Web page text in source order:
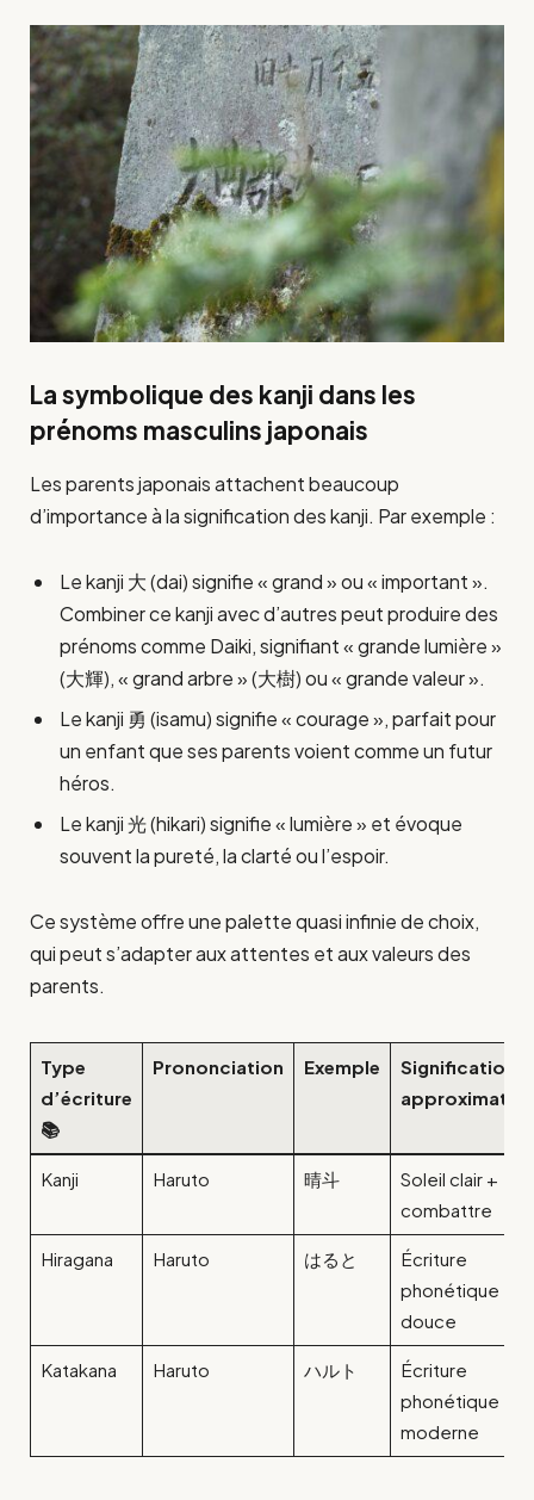
La symbolique des kanji dans les
prénoms masculins japonais
Les parents japonais attachent beaucoup
d’importance à la signification des kanji. Par exemple :
Le kanji 大 (dai) signifie « grand » ou « important ».
Combiner ce kanji avec d’autres peut produire des
prénoms comme Daiki, signifiant « grande lumière »
(大輝), « grand arbre » (大樹) ou « grande valeur ».
Le kanji 勇 (isamu) signifie « courage », parfait pour
un enfant que ses parents voient comme un futur
héros.
Le kanji 光 (hikari) signifie « lumière » et évoque
souvent la pureté, la clarté ou l’espoir.
Ce système offre une palette quasi infinie de choix,
qui peut s’adapter aux attentes et aux valeurs des
parents.
Type
d’écriture
📚
Prononciation Exemple
Signification
approximative
Kanji Haruto 晴斗
Soleil clair +
combattre
Hiragana Haruto はると
Écriture
phonétique
douce
Katakana Haruto ハルト
Écriture
phonétique
moderne